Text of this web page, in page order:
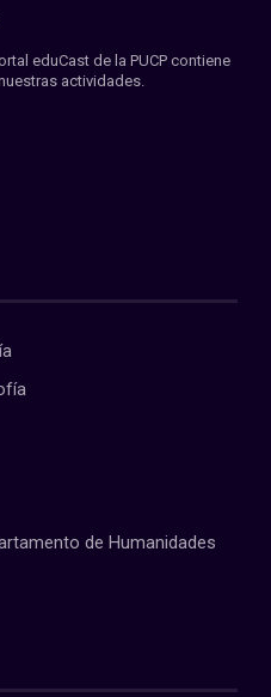
eduCast de la PUCP contiene
actividades.
de Humanidades